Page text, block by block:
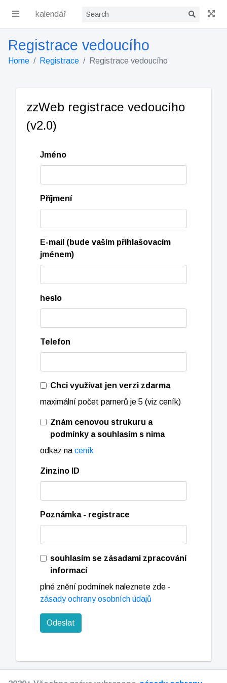
kalendář
Registrace vedoucího
Home Registrace Registrace vedoucího
zzWeb registrace vedoucího
(v2.0)
Jméno
Příjmení
E-mail (bude vaším přihlašovacím
jménem)
heslo
Telefon
Chci využívat jen verzi zdarma
maximální počet parnerů je 5 (viz ceník)
Znám cenovou strukuru a
podmínky a souhlasím s nima
odkaz na ceník
Zinzino ID
Poznámka - registrace
souhlasím se zásadami zpracování
informací
plné znění podmínek naleznete zde -
zásady ochrany osobních údajů